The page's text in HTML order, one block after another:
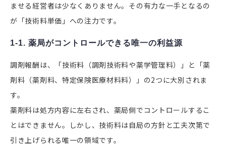
ませる経営者は少なくありません。その有力な一手となるの
が「技術料単価」への注力です。
1-1. 薬局がコントロールできる唯一の利益源
調剤報酬は、「技術料（調剤技術料や薬学管理料）」と「薬
剤料（薬剤料、特定保険医療材料料）」の2つに大別されま
す。
薬剤料は処方内容に左右され、薬局側でコントロールするこ
とはできません。しかし、技術料は自局の方針と工夫次第で
引き上げられる唯一の領域です。